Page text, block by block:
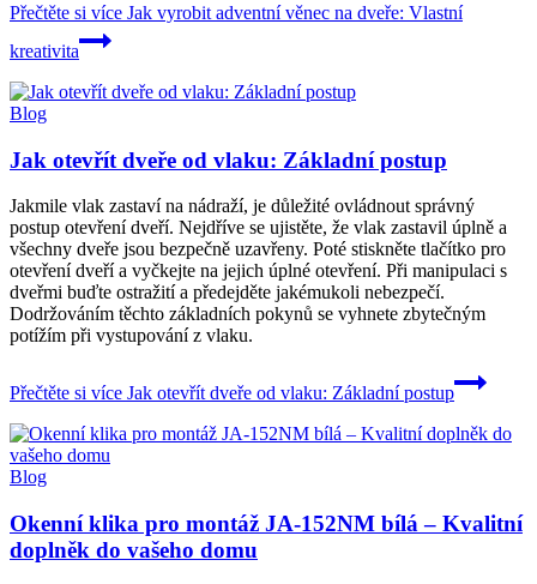
Přečtěte si více Jak vyrobit adventní věnec na dveře: Vlastní
kreativita
Blog
Jak otevřít dveře od vlaku: Základní postup
Jakmile vlak zastaví na nádraží, je důležité ovládnout správný
postup otevření dveří. Nejdříve se ujistěte, že vlak zastavil úplně a
všechny dveře jsou bezpečně uzavřeny. Poté stiskněte tlačítko pro
otevření dveří a vyčkejte na jejich úplné otevření. Při manipulaci s
dveřmi buďte ostražití a předejděte jakémukoli nebezpečí.
Dodržováním těchto základních pokynů se vyhnete zbytečným
potížím při vystupování z vlaku.
Přečtěte si více Jak otevřít dveře od vlaku: Základní postup
Blog
Okenní klika pro montáž JA-152NM bílá – Kvalitní
doplněk do vašeho domu